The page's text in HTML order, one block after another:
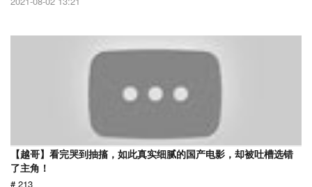
【越哥】看完哭到抽搐，如此真实细腻的国产电影，却被吐槽选错
了主角！
# 213